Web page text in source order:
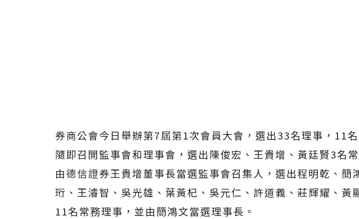
券商公會今日舉辦第7屆第1次會員大會，選出33名理事，11
隨即召開監事會和理事會，選出陳俊宏、王貴增、黃廷賢3名
由德信證券王貴增董事長當選監事會召集人，選出程明乾、簡
珩、王濬智、吳光雄、葉黃杞、吳元仁、許道義、莊輝耀、黃
11名常務理事，並由簡鴻文當選理事長。